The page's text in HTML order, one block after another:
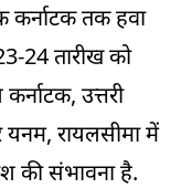
कर्नाटक तक हवा
24 तारीख को
उत्तरी
रायलसीमा में
की संभावना है.